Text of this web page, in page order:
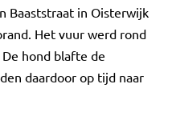
Baaststraat in Oisterwijk
Het vuur werd rond
hond blafte de
daardoor op tijd naar